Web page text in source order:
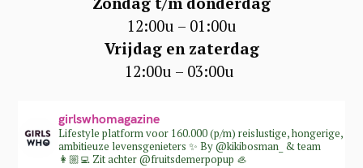
12:00u – 01:00u
Vrijdag en zaterdag
12:00u – 03:00u
girlswhomagazine
Lifestyle platform voor 160.000 (p/m) reislustige, hongerige,
ambitieuze levensgenieters ✨ By @kikibosman_ & team
👩🏼‍💻 Zit achter @fruitsdemerpopup 🦪